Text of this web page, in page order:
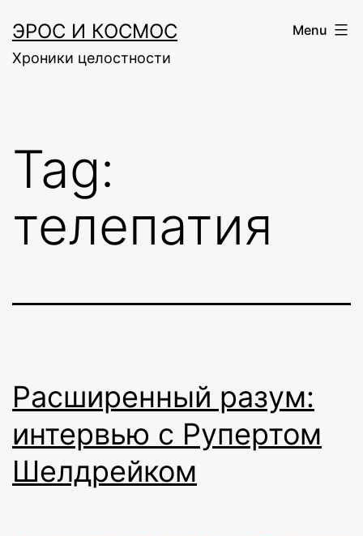
to
content
ЭРОС И КОСМОС
Хроники целостности
Menu
Tag:
телепатия
Расширенный разум:
интервью с Рупертом
Шелдрейком